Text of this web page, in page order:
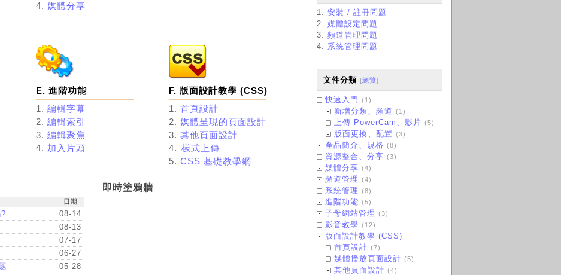
1. 安裝 / 註冊問題
2. 媒體設定問題
3. 頻道管理問題
4. 系統管理問題
文件分類 [總覽]
快速入門 (1)
新增分類、頻道 (1)
上傳 PowerCam、影片 (5)
版面更換、配置 (3)
產品簡介、規格 (8)
資源整合、分享 (3)
媒體分享 (4)
頻道管理 (4)
系統管理 (8)
進階功能 (5)
子母網站管理 (3)
影音教學 (12)
版面設計教學 (CSS)
首頁設計 (7)
媒體播放頁面設計 (5)
其他頁面設計 (4)
4. 媒體分享
E. 進階功能
1. 編輯字幕
2. 編輯索引
3. 編輯聚焦
4. 加入片頭
F. 版面設計教學 (CSS)
1. 首頁設計
2. 媒體呈現的頁面設計
3. 其他頁面設計
4. 樣式上傳
5. CSS 基礎教學網
日期
08-14
08-13
07-17
06-27
05-28
即時塗鴉牆